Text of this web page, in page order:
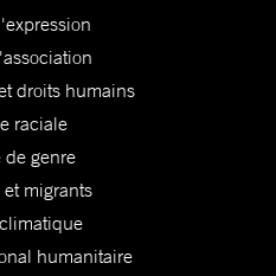
droits humains
raciale
de genre
migrants
humanitaire